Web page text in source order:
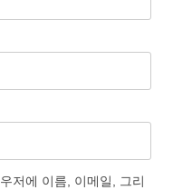
저에 이름, 이메일, 그리